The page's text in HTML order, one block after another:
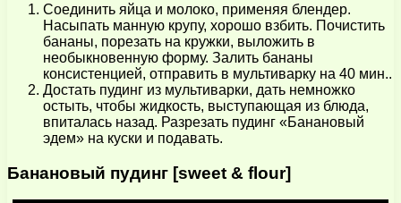
Соединить яйца и молоко, применяя блендер.
Насыпать манную крупу, хорошо взбить. Почистить
бананы, порезать на кружки, выложить в
необыкновенную форму. Залить бананы
консистенцией, отправить в мультиварку на 40 мин..
Достать пудинг из мультиварки, дать немножко
остыть, чтобы жидкость, выступающая из блюда,
впиталась назад. Разрезать пудинг «Банановый
эдем» на куски и подавать.
Банановый пудинг [sweet & flour]